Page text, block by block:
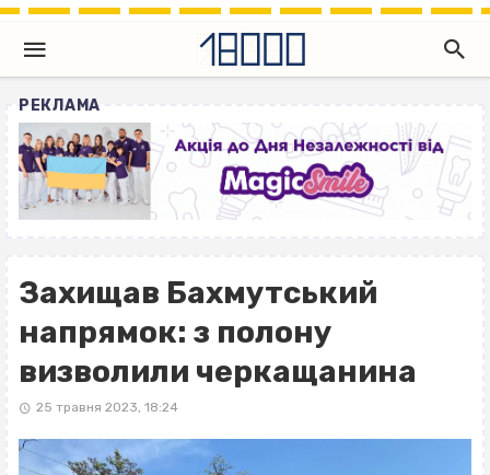
РЕКЛАМА
Захищав Бахмутський
напрямок: з полону
визволили черкащанина
25 травня 2023, 18:24